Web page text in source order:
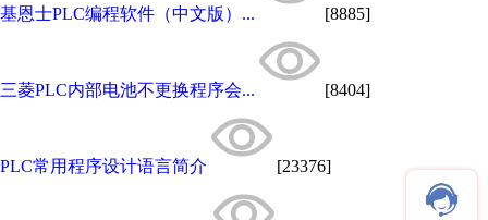
基恩士PLC编程软件（中文版）... [8885]
三菱PLC内部电池不更换程序会... [8404]
PLC常用程序设计语言简介 [23376]